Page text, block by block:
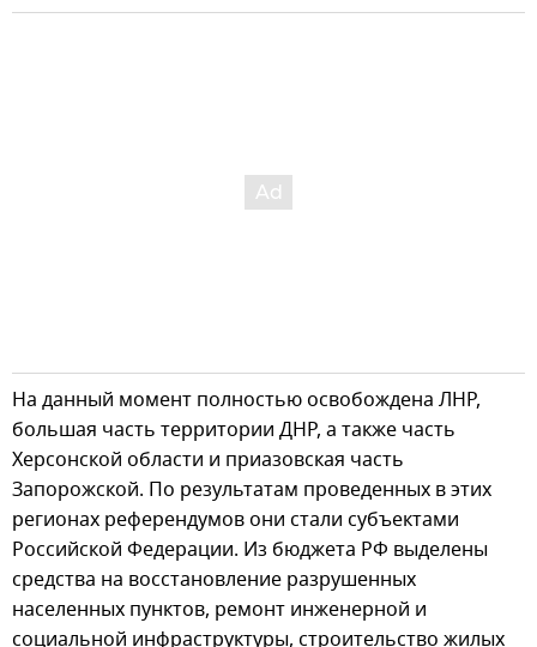
На данный момент полностью освобождена ЛНР,
большая часть территории ДНР, а также часть
Херсонской области и приазовская часть
Запорожской. По результатам проведенных в этих
регионах референдумов они стали субъектами
Российской Федерации. Из бюджета РФ выделены
средства на восстановление разрушенных
населенных пунктов, ремонт инженерной и
социальной инфраструктуры, строительство жилых